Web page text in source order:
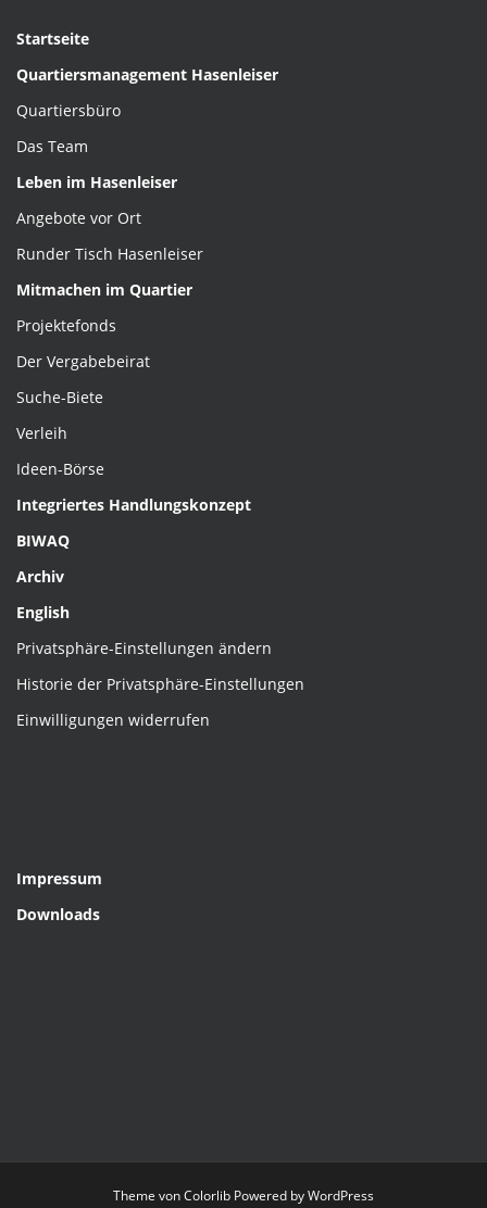
Startseite
Quartiersmanagement Hasenleiser
Quartiersbüro
Das Team
Leben im Hasenleiser
Angebote vor Ort
Runder Tisch Hasenleiser
Mitmachen im Quartier
Projektefonds
Der Vergabebeirat
Suche-Biete
Verleih
Ideen-Börse
Integriertes Handlungskonzept
BIWAQ
Archiv
English
Privatsphäre-Einstellungen ändern
Historie der Privatsphäre-Einstellungen
Einwilligungen widerrufen
Impressum
Downloads
Theme vonColorlib Powered byWordPress